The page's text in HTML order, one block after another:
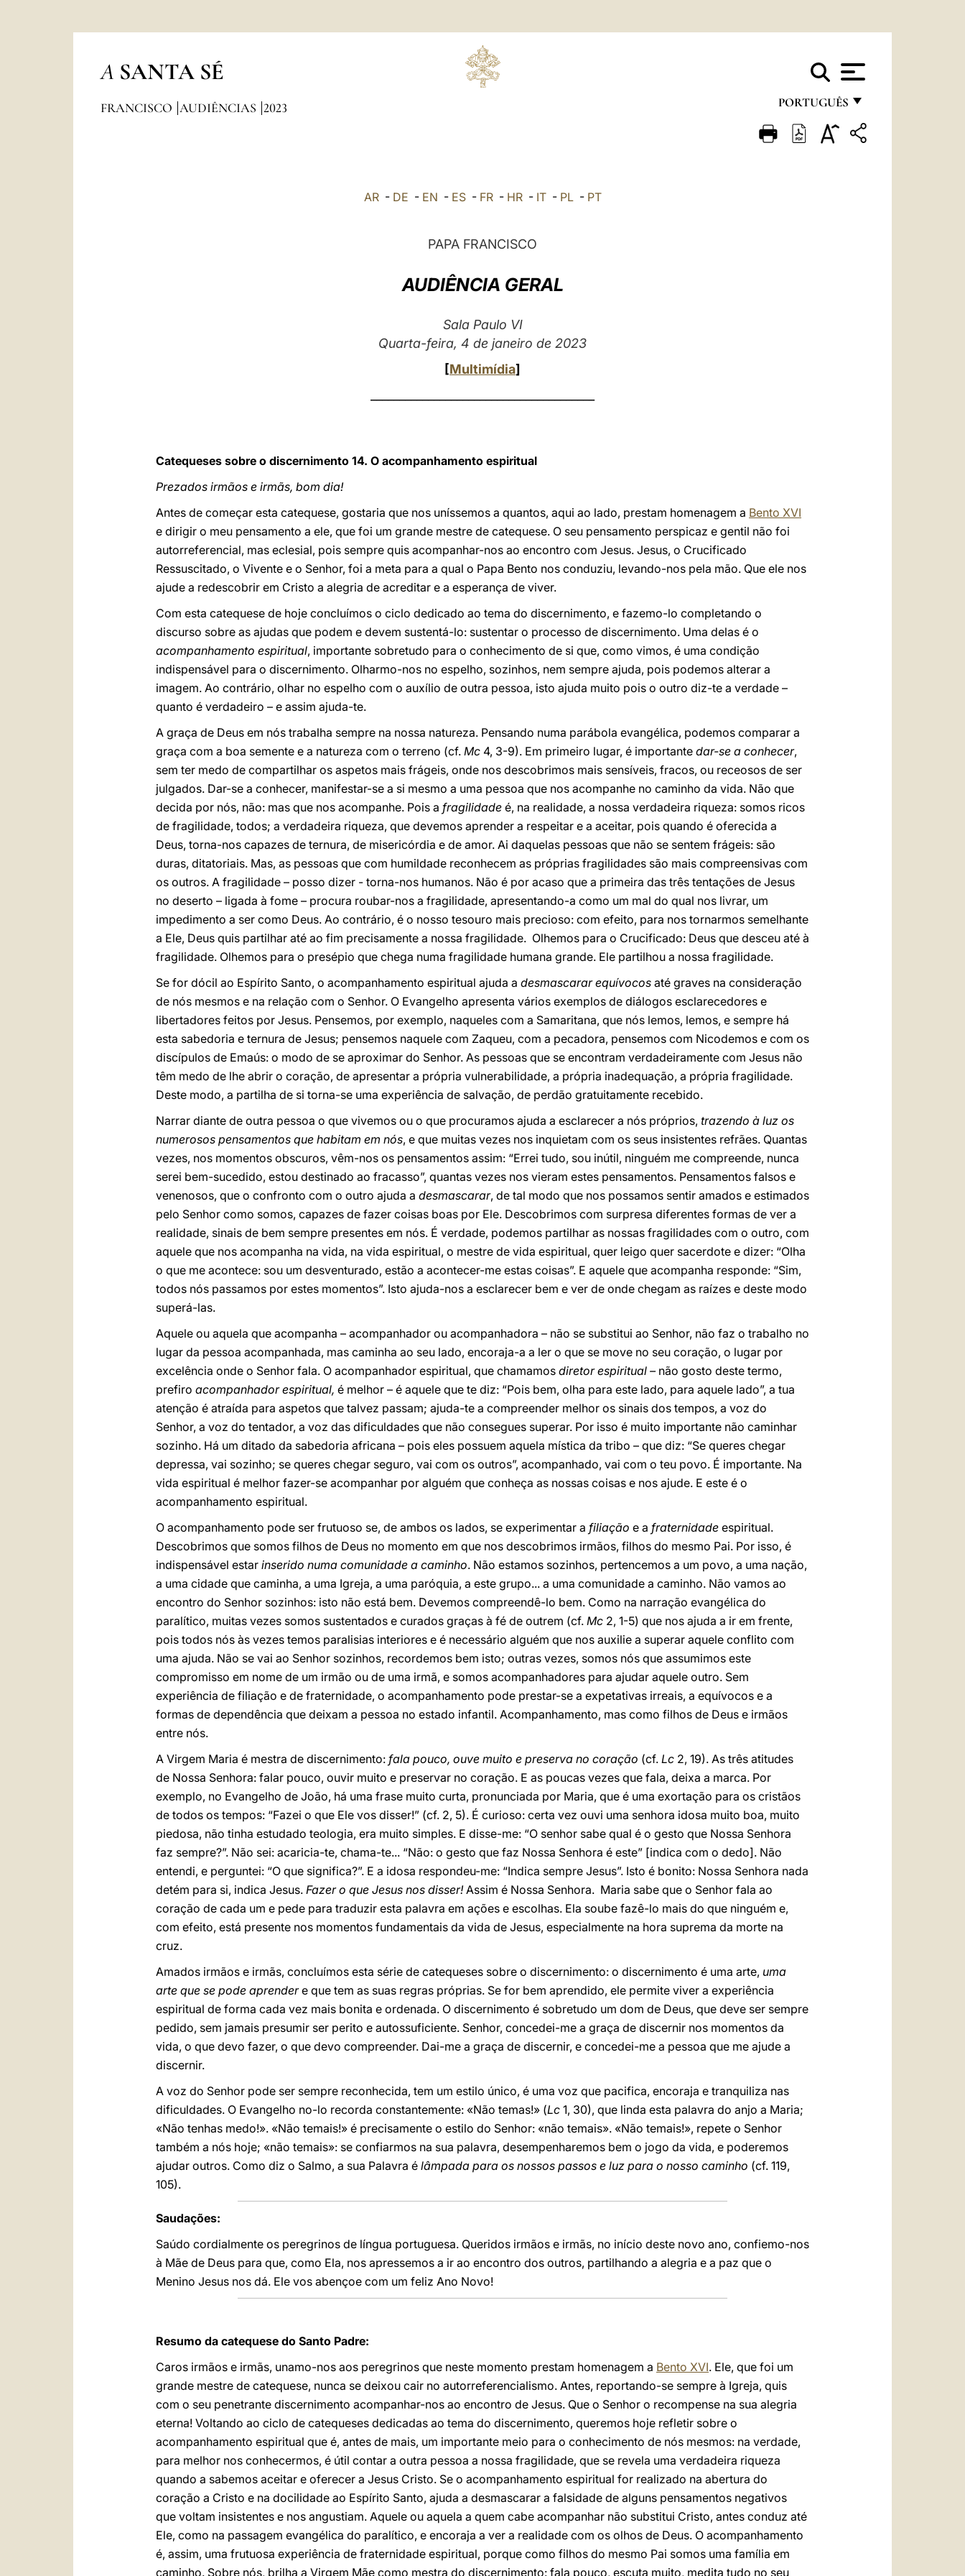
A SANTA SÉ
PORTUGUÊS
FRANÇAIS
FRANCISCO AUDIÊNCIAS 2023
AR- DE - EN - ES- FR- HR- IT- PL- PT
PAPA FRANCISCO
AUDIÊNCIA GERAL
Sala Paulo VI
Quarta-feira, 4 de janeiro de 2023
[Multimídia]
Catequeses sobre o discernimento 14. O acompanhamento espiritual
Prezados irmãos e irmãs, bom dia!
Antes de começar esta catequese, gostaria que nos uníssemos a quantos, aqui ao lado, prestam homenagem a Bento XVI
e dirigir o meu pensamento a ele, que foi um grande mestre de catequese. O seu pensamento perspicaz e gentil não foi
autorreferencial, mas eclesial, pois sempre quis acompanhar-nos ao encontro com Jesus. Jesus, o Crucificado
Ressuscitado, o Vivente e o Senhor, foi a meta para a qual o Papa Bento nos conduziu, levando-nos pela mão. Que ele nos
ajude a redescobrir em Cristo a alegria de acreditar e a esperança de viver.
Com esta catequese de hoje concluímos o ciclo dedicado ao tema do discernimento, e fazemo-lo completando o
discurso sobre as ajudas que podem e devem sustentá-lo: sustentar o processo de discernimento. Uma delas é o
acompanhamento espiritual, importante sobretudo para o conhecimento de si que, como vimos, é uma condição
indispensável para o discernimento. Olharmo-nos no espelho, sozinhos, nem sempre ajuda, pois podemos alterar a
imagem. Ao contrário, olhar no espelho com o auxílio de outra pessoa, isto ajuda muito pois o outro diz-te a verdade –
quanto é verdadeiro – e assim ajuda-te.
A graça de Deus em nós trabalha sempre na nossa natureza. Pensando numa parábola evangélica, podemos comparar a
graça com a boa semente e a natureza com o terreno (cf. Mc 4, 3-9). Em primeiro lugar, é importante dar-se a conhecer,
sem ter medo de compartilhar os aspetos mais frágeis, onde nos descobrimos mais sensíveis, fracos, ou receosos de ser
julgados. Dar-se a conhecer, manifestar-se a si mesmo a uma pessoa que nos acompanhe no caminho da vida. Não que
decida por nós, não: mas que nos acompanhe. Pois a fragilidade é, na realidade, a nossa verdadeira riqueza: somos ricos
de fragilidade, todos; a verdadeira riqueza, que devemos aprender a respeitar e a aceitar, pois quando é oferecida a
Deus, torna-nos capazes de ternura, de misericórdia e de amor. Ai daquelas pessoas que não se sentem frágeis: são
duras, ditatoriais. Mas, as pessoas que com humildade reconhecem as próprias fragilidades são mais compreensivas com
os outros. A fragilidade – posso dizer - torna-nos humanos. Não é por acaso que a primeira das três tentações de Jesus
no deserto – ligada à fome – procura roubar-nos a fragilidade, apresentando-a como um mal do qual nos livrar, um
impedimento a ser como Deus. Ao contrário, é o nosso tesouro mais precioso: com efeito, para nos tornarmos semelhante
a Ele, Deus quis partilhar até ao fim precisamente a nossa fragilidade. Olhemos para o Crucificado: Deus que desceu até à
fragilidade. Olhemos para o presépio que chega numa fragilidade humana grande. Ele partilhou a nossa fragilidade.
Se for dócil ao Espírito Santo, o acompanhamento espiritual ajuda a desmascarar equívocos até graves na consideração
de nós mesmos e na relação com o Senhor. O Evangelho apresenta vários exemplos de diálogos esclarecedores e
libertadores feitos por Jesus. Pensemos, por exemplo, naqueles com a Samaritana, que nós lemos, lemos, e sempre há
esta sabedoria e ternura de Jesus; pensemos naquele com Zaqueu, com a pecadora, pensemos com Nicodemos e com os
discípulos de Emaús: o modo de se aproximar do Senhor. As pessoas que se encontram verdadeiramente com Jesus não
têm medo de lhe abrir o coração, de apresentar a própria vulnerabilidade, a própria inadequação, a própria fragilidade.
Deste modo, a partilha de si torna-se uma experiência de salvação, de perdão gratuitamente recebido.
Narrar diante de outra pessoa o que vivemos ou o que procuramos ajuda a esclarecer a nós próprios, trazendo à luz os
numerosos pensamentos que habitam em nós, e que muitas vezes nos inquietam com os seus insistentes refrães. Quantas
vezes, nos momentos obscuros, vêm-nos os pensamentos assim: “Errei tudo, sou inútil, ninguém me compreende, nunca
serei bem-sucedido, estou destinado ao fracasso”, quantas vezes nos vieram estes pensamentos. Pensamentos falsos e
venenosos, que o confronto com o outro ajuda a desmascarar, de tal modo que nos possamos sentir amados e estimados
pelo Senhor como somos, capazes de fazer coisas boas por Ele. Descobrimos com surpresa diferentes formas de ver a
realidade, sinais de bem sempre presentes em nós. É verdade, podemos partilhar as nossas fragilidades com o outro, com
aquele que nos acompanha na vida, na vida espiritual, o mestre de vida espiritual, quer leigo quer sacerdote e dizer: “Olha
o que me acontece: sou um desventurado, estão a acontecer-me estas coisas”. E aquele que acompanha responde: “Sim,
todos nós passamos por estes momentos”. Isto ajuda-nos a esclarecer bem e ver de onde chegam as raízes e deste modo
superá-las.
Aquele ou aquela que acompanha – acompanhador ou acompanhadora – não se substitui ao Senhor, não faz o trabalho no
lugar da pessoa acompanhada, mas caminha ao seu lado, encoraja-a a ler o que se move no seu coração, o lugar por
excelência onde o Senhor fala. O acompanhador espiritual, que chamamos diretor espiritual – não gosto deste termo,
prefiro acompanhador espiritual, é melhor – é aquele que te diz: “Pois bem, olha para este lado, para aquele lado”, a tua
atenção é atraída para aspetos que talvez passam; ajuda-te a compreender melhor os sinais dos tempos, a voz do
Senhor, a voz do tentador, a voz das dificuldades que não consegues superar. Por isso é muito importante não caminhar
sozinho. Há um ditado da sabedoria africana – pois eles possuem aquela mística da tribo – que diz: “Se queres chegar
depressa, vai sozinho; se queres chegar seguro, vai com os outros”, acompanhado, vai com o teu povo. É importante. Na
vida espiritual é melhor fazer-se acompanhar por alguém que conheça as nossas coisas e nos ajude. E este é o
acompanhamento espiritual.
O acompanhamento pode ser frutuoso se, de ambos os lados, se experimentar a filiação e a fraternidade espiritual.
Descobrimos que somos filhos de Deus no momento em que nos descobrimos irmãos, filhos do mesmo Pai. Por isso, é
indispensável estar inserido numa comunidade a caminho. Não estamos sozinhos, pertencemos a um povo, a uma nação,
a uma cidade que caminha, a uma Igreja, a uma paróquia, a este grupo... a uma comunidade a caminho. Não vamos ao
encontro do Senhor sozinhos: isto não está bem. Devemos compreendê-lo bem. Como na narração evangélica do
paralítico, muitas vezes somos sustentados e curados graças à fé de outrem (cf. Mc 2, 1-5) que nos ajuda a ir em frente,
pois todos nós às vezes temos paralisias interiores e é necessário alguém que nos auxilie a superar aquele conflito com
uma ajuda. Não se vai ao Senhor sozinhos, recordemos bem isto; outras vezes, somos nós que assumimos este
compromisso em nome de um irmão ou de uma irmã, e somos acompanhadores para ajudar aquele outro. Sem
experiência de filiação e de fraternidade, o acompanhamento pode prestar-se a expetativas irreais, a equívocos e a
formas de dependência que deixam a pessoa no estado infantil. Acompanhamento, mas como filhos de Deus e irmãos
entre nós.
A Virgem Maria é mestra de discernimento: fala pouco, ouve muito e preserva no coração (cf. Lc 2, 19). As três atitudes
de Nossa Senhora: falar pouco, ouvir muito e preservar no coração. E as poucas vezes que fala, deixa a marca. Por
exemplo, no Evangelho de João, há uma frase muito curta, pronunciada por Maria, que é uma exortação para os cristãos
de todos os tempos: “Fazei o que Ele vos disser!” (cf. 2, 5). É curioso: certa vez ouvi uma senhora idosa muito boa, muito
piedosa, não tinha estudado teologia, era muito simples. E disse-me: “O senhor sabe qual é o gesto que Nossa Senhora
faz sempre?”. Não sei: acaricia-te, chama-te... “Não: o gesto que faz Nossa Senhora é este” [indica com o dedo]. Não
entendi, e perguntei: “O que significa?”. E a idosa respondeu-me: “Indica sempre Jesus”. Isto é bonito: Nossa Senhora nada
detém para si, indica Jesus. Fazer o que Jesus nos disser!Assim é Nossa Senhora. Maria sabe que o Senhor fala ao
coração de cada um e pede para traduzir esta palavra em ações e escolhas. Ela soube fazê-lo mais do que ninguém e,
com efeito, está presente nos momentos fundamentais da vida de Jesus, especialmente na hora suprema da morte na
cruz.
Amados irmãos e irmãs, concluímos esta série de catequeses sobre o discernimento: o discernimento é uma arte, uma
arte que se pode aprendere que tem as suas regras próprias. Se for bem aprendido, ele permite viver a experiência
espiritual de forma cada vez mais bonita e ordenada. O discernimento é sobretudo um dom de Deus, que deve ser sempre
pedido, sem jamais presumir ser perito e autossuficiente. Senhor, concedei-me a graça de discernir nos momentos da
vida, o que devo fazer, o que devo compreender. Dai-me a graça de discernir, e concedei-me a pessoa que me ajude a
discernir.
A voz do Senhor pode ser sempre reconhecida, tem um estilo único, é uma voz que pacifica, encoraja e tranquiliza nas
dificuldades. O Evangelho no-lo recorda constantemente: «Não temas!» (Lc 1, 30), que linda esta palavra do anjo a Maria;
«Não tenhas medo!». «Não temais!» é precisamente o estilo do Senhor: «não temais». «Não temais!», repete o Senhor
também a nós hoje; «não temais»: se confiarmos na sua palavra, desempenharemos bem o jogo da vida, e poderemos
ajudar outros. Como diz o Salmo, a sua Palavra é lâmpada para os nossos passos e luz para o nosso caminho (cf. 119,
105).
Saudações:
Saúdo cordialmente os peregrinos de língua portuguesa. Queridos irmãos e irmãs, no início deste novo ano, confiemo-nos
à Mãe de Deus para que, como Ela, nos apressemos a ir ao encontro dos outros, partilhando a alegria e a paz que o
Menino Jesus nos dá. Ele vos abençoe com um feliz Ano Novo!
Resumo da catequese do Santo Padre:
Caros irmãos e irmãs, unamo-nos aos peregrinos que neste momento prestam homenagem a Bento XVI. Ele, que foi um
grande mestre de catequese, nunca se deixou cair no autorreferencialismo. Antes, reportando-se sempre à Igreja, quis
com o seu penetrante discernimento acompanhar-nos ao encontro de Jesus. Que o Senhor o recompense na sua alegria
eterna! Voltando ao ciclo de catequeses dedicadas ao tema do discernimento, queremos hoje refletir sobre o
acompanhamento espiritual que é, antes de mais, um importante meio para o conhecimento de nós mesmos: na verdade,
para melhor nos conhecermos, é útil contar a outra pessoa a nossa fragilidade, que se revela uma verdadeira riqueza
quando a sabemos aceitar e oferecer a Jesus Cristo. Se o acompanhamento espiritual for realizado na abertura do
coração a Cristo e na docilidade ao Espírito Santo, ajuda a desmascarar a falsidade de alguns pensamentos negativos
que voltam insistentes e nos angustiam. Aquele ou aquela a quem cabe acompanhar não substitui Cristo, antes conduz até
Ele, como na passagem evangélica do paralítico, e encoraja a ver a realidade com os olhos de Deus. O acompanhamento
é, assim, uma frutuosa experiência de fraternidade espiritual, porque como filhos do mesmo Pai somos uma família em
caminho. Sobre nós, brilha a Virgem Mãe como mestra do discernimento: fala pouco, escuta muito, medita tudo no seu